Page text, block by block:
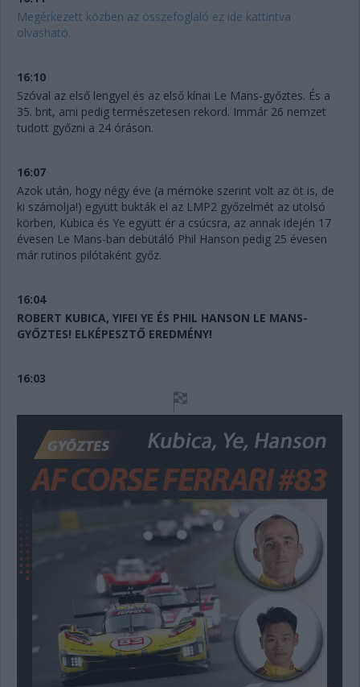
Megérkezett közben az összefoglaló ez ide kattintva
olvasható.
16:10
Szóval az első lengyel és az első kínai Le Mans-győztes. És a
35. brit, ami pedig természetesen rekord. Immár 26 nemzet
tudott győzni a 24 óráson.
16:07
Azok után, hogy négy éve (a mérnöke szerint volt az öt is, de
ki számolja!) együtt bukták el az LMP2 győzelmét az utolsó
körben, Kubica és Ye együtt ér a csúcsra, az annak idején 17
évesen Le Mans-ban debütáló Phil Hanson pedig 25 évesen
már rutinos pilótaként győz.
16:04
ROBERT KUBICA, YIFEI YE ÉS PHIL HANSON LE MANS-
GYŐZTES! ELKÉPESZTŐ EREDMÉNY!
16:03